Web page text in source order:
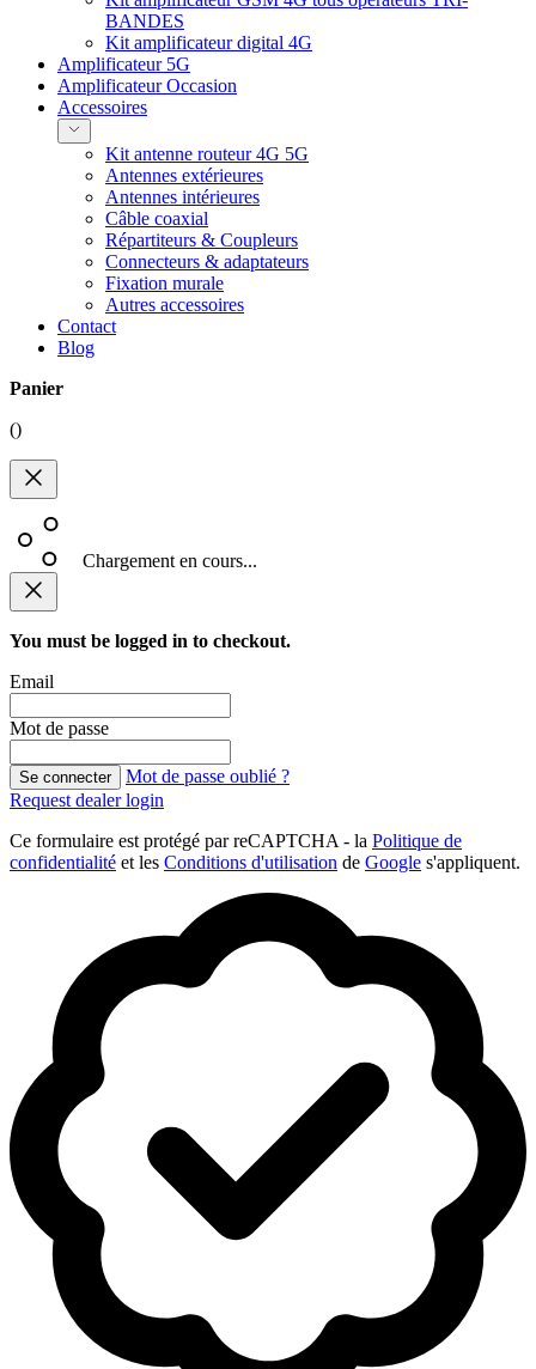
BANDES
Kit amplificateur digital 4G
Amplificateur 5G
Amplificateur Occasion
Accessoires
Kit antenne routeur 4G 5G
Antennes extérieures
Antennes intérieures
Câble coaxial
Répartiteurs & Coupleurs
Connecteurs & adaptateurs
Fixation murale
Autres accessoires
Contact
Blog
Panier
()
Chargement en cours...
You must be logged in to checkout.
Email
Mot de passe
Se connecter
Mot de passe oublié ?
Request dealer login
Ce formulaire est protégé par reCAPTCHA - la Politique de
confidentialité et les Conditions d'utilisation de Google s'appliquent.